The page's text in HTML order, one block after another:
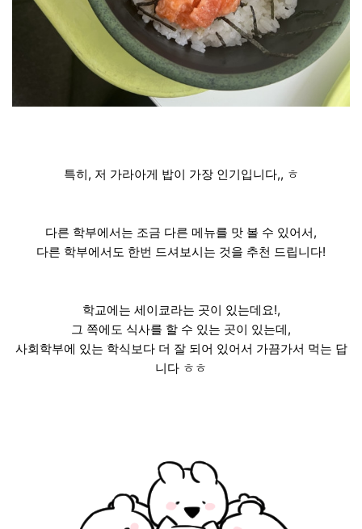
특히, 저 가라아게 밥이 가장 인기입니다,, ㅎ
다른 학부에서는 조금 다른 메뉴를 맛 볼 수 있어서,
다른 학부에서도 한번 드셔보시는 것을 추천 드립니다!
학교에는 세이쿄라는 곳이 있는데요!,
그 쪽에도 식사를 할 수 있는 곳이 있는데,
사회학부에 있는 학식보다 더 잘 되어 있어서 가끔가서 먹는 답
니다 ㅎㅎ